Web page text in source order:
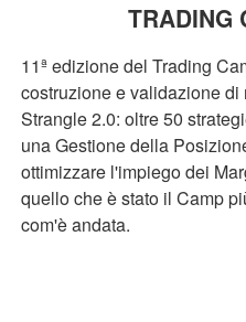
TRADING
11ª edizione del Trading
costruzione e validazione
Strangle 2.0: oltre 50
una Gestione della
ottimizzare l'impiego dei
quello che è stato il Camp
com'è andata.